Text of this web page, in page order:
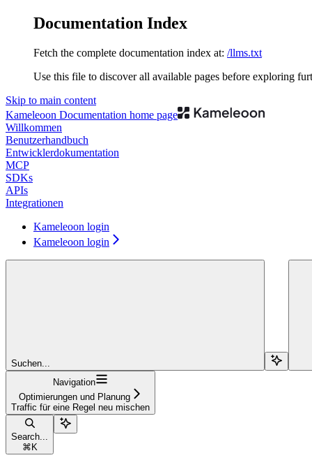
Documentation Index
Fetch the complete documentation index at: /llms.txt
Use this file to discover all available pages before exploring
Skip to main content
Kameleoon Documentation home page
Willkommen
Benutzerhandbuch
Entwicklerdokumentation
MCP
SDKs
APIs
Integrationen
Kameleoon login
Kameleoon login
Suchen...
Navigation
Optimierungen und Planung
Traffic für eine Regel neu mischen
Search...
⌘ K